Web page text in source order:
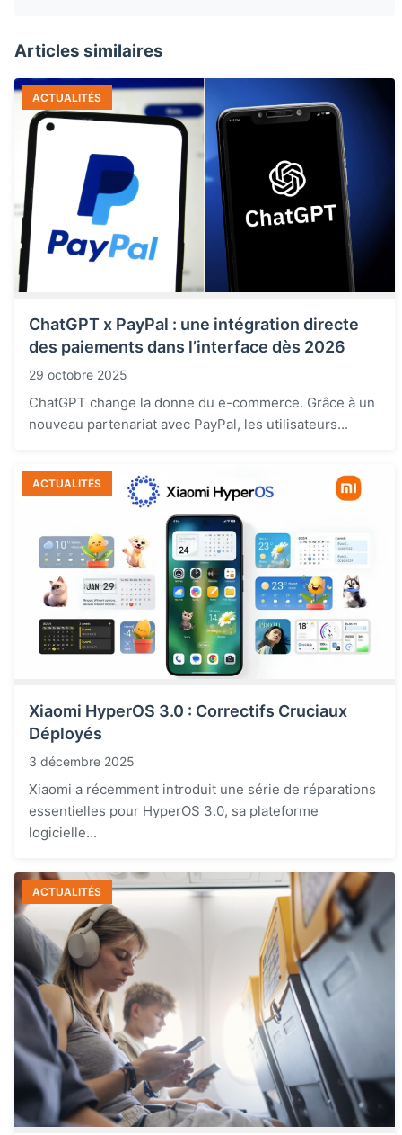
Articles similaires
ACTUALITÉS
ChatGPT x PayPal : une intégration directe
des paiements dans l’interface dès 2026
29 octobre 2025
ChatGPT change la donne du e-commerce. Grâce à un
nouveau partenariat avec PayPal, les utilisateurs...
ACTUALITÉS
Xiaomi HyperOS 3.0 : Correctifs Cruciaux
Déployés
3 décembre 2025
Xiaomi a récemment introduit une série de réparations
essentielles pour HyperOS 3.0, sa plateforme
logicielle...
ACTUALITÉS